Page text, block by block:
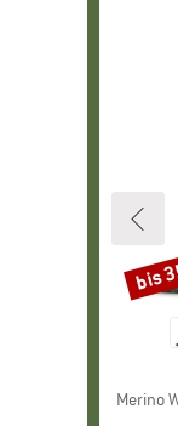
Artikel
Merino
bis